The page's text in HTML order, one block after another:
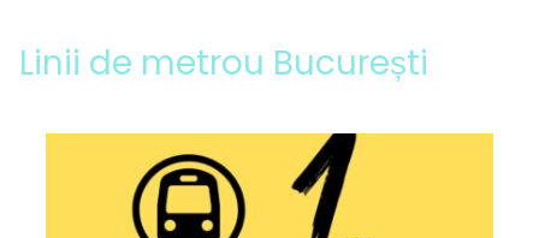
Linii de metrou București